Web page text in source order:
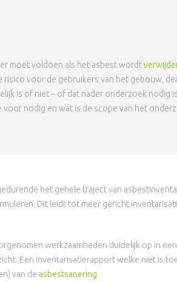
moet voldoen als het asbest wordt
voor de gebruikers van het gebouw,
is of niet – of dat nader onderzoek nodig
voor nodig en wat is de scope van het
het gehele traject van
Dit leidt tot meer gericht
werkzaamheden duidelijk op in
Een inventarisatierapport welke niet is
van de asbestsanering.